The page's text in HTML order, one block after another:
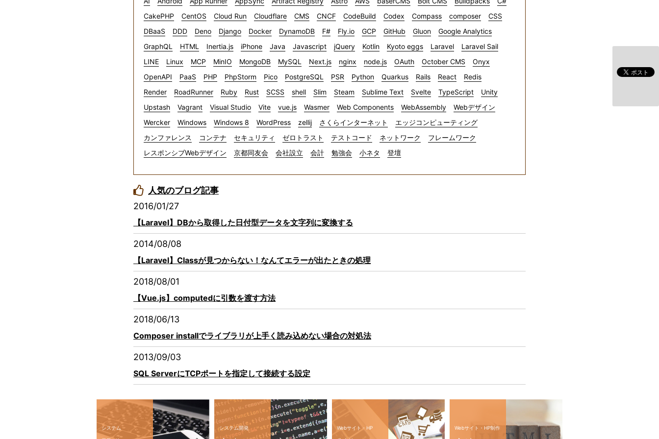
CakePHP
CentOS Cloud Run Cloudflare CMS CNCF CodeBuild Codex Compass composer
CSS
DBaaS
DDD Deno Django Docker DynamoDB F# Fly.io GCP GitHub Gluon
Google Analytics
GraphQL
HTML Inertia.js iPhone Java Javascript jQuery Kotlin Kyoto eggs Laravel
Laravel Sail
LINE
Linux MCP MinIO MongoDB MySQL Next.js nginx node.js OAuth October CMS
Onyx
OpenAPI
PaaS PHP PhpStorm Pico PostgreSQL PSR Python Quarkus Rails React
Redis
Render
RoadRunner Ruby Rust SCSS shell Slim Steam Sublime Text Svelte TypeScript
Unity
Upstash
Vagrant Visual Studio Vite vue.js Wasmer Web Components WebAssembly
Webデザイン
Wercker
Windows Windows 8 WordPress zellij さくらインターネット
エッジコンピューティング
カンファレンス
コンテナ セキュリティ ゼロトラスト テストコード ネットワーク
フレームワーク
レスポンシブWebデザイン
京都同友会 会社設立 会計 勉強会 小ネタ 登壇
人気のブログ記事
2016/01/27
【Laravel】DBから取得した日付型データを文字列に変換する
2014/08/08
【Laravel】Classが見つからない！なんてエラーが出たときの処理
2018/08/01
【Vue.js】computedに引数を渡す方法
2018/06/13
Composer installでライブラリが上手く読み込めない場合の対処法
2013/09/03
SQL ServerにTCPポートを指定して接続する設定
システム システム開発 Webサイト・HP Webサイト・HP制作